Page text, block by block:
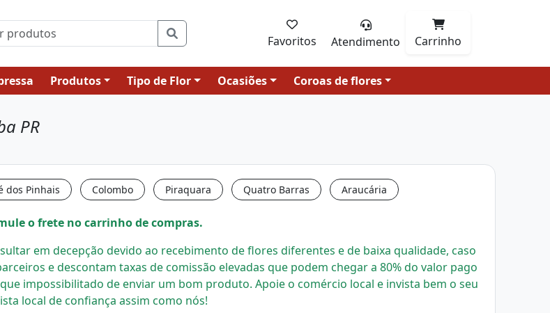
Favoritos Atendimento Carrinho
Produtos Tipo de Flor Ocasiões Coroas de flores
PR
dos Pinhais Colombo Piraquara Quatro Barras Araucária
o frete no carrinho de compras.
em decepção devido ao recebimento de flores diferentes e de baixa qualidade, caso
e descontam taxas de comissão elevadas que podem chegar a 80% do valor pago
impossibilitado de enviar um bom produto. Apoie o comércio local e invista bem o seu
local de confiança assim como nós!